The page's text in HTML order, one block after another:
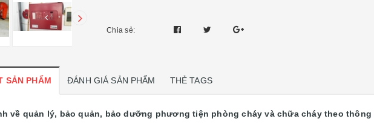
Chia sẻ:
SẢN PHẨM ĐÁNH GIÁ SẢN PHẨM THẺ TAGS
về quản lý, bảo quản, bảo dưỡng phương tiện phòng cháy và chữa cháy theo thông